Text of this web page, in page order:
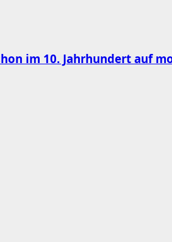
im 10. Jahrhundert auf